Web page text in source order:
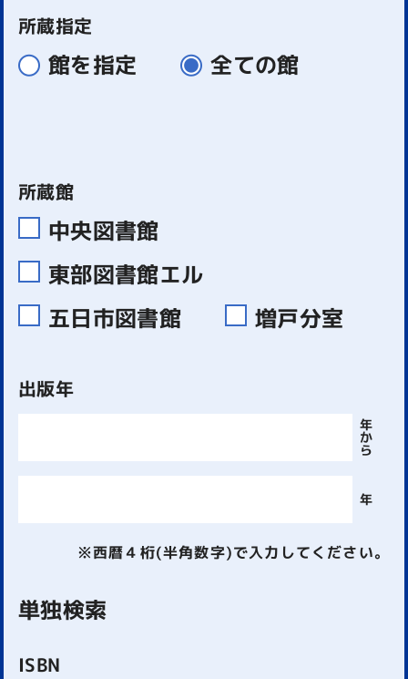
所蔵指定
館を指定 全ての館
所蔵館
中央図書館
東部図書館エル
五日市図書館
増戸分室
出版年
年
か
ら
年
※西暦４桁(半角数字)で入力してください。
単独検索
ISBN